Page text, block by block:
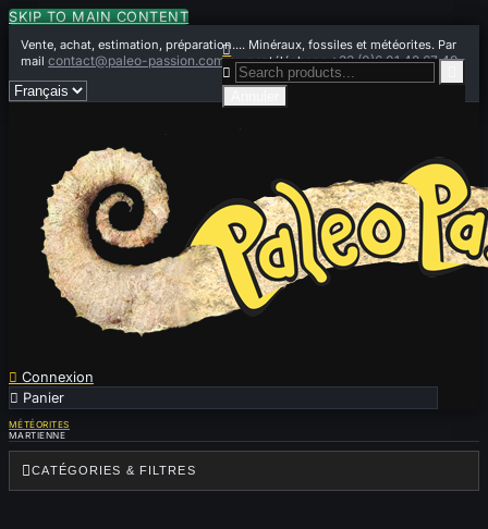
SKIP TO MAIN CONTENT
Vente, achat, estimation, préparation.... Minéraux, fossiles et météorites. Par
mailcontact@paleo-passion.comou par téléphone+33 (0)6 01 42 67 49
 Connexion
 Panier


MÉTÉORITES
MARTIENNE
CATÉGORIES & FILTRES